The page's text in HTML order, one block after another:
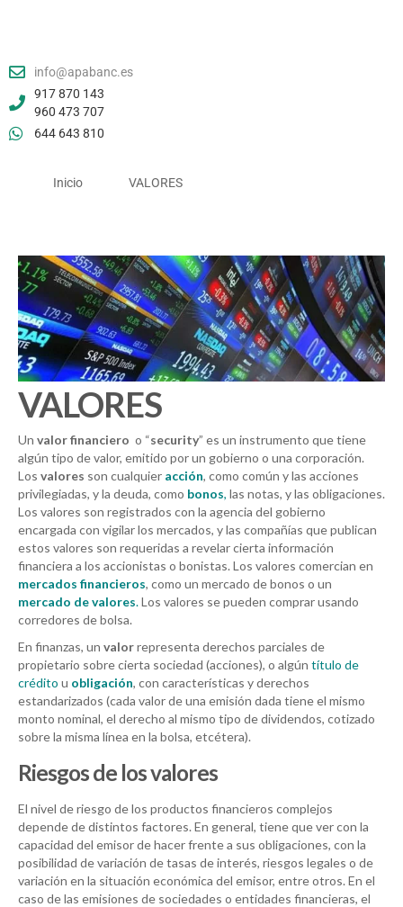
info@apabanc.es
917 870 143
960 473 707
644 643 810
Inicio VALORES
VALORES
Un valor financiero o “security” es un instrumento que tiene
algún tipo de valor, emitido por un gobierno o una corporación.
Los valores son cualquier acción, como común y las acciones
privilegiadas, y la deuda, como bonos, las notas, y las obligaciones.
Los valores son registrados con la agencia del gobierno
encargada con vigilar los mercados, y las compañías que publican
estos valores son requeridas a revelar cierta información
financiera a los accionistas o bonistas. Los valores comercian en
mercados financieros, como un mercado de bonos o un
mercado de valores.Los valores se pueden comprar usando
corredores de bolsa.
En finanzas, un valorrepresenta derechos parciales de
propietario sobre cierta sociedad (acciones), o algún título de
crédito u obligación, con características y derechos
estandarizados (cada valor de una emisión dada tiene el mismo
monto nominal, el derecho al mismo tipo de dividendos, cotizado
sobre la misma línea en la bolsa, etcétera).
Riesgos de los valores
El nivel de riesgo de los productos financieros complejos
depende de distintos factores. En general, tiene que ver con la
capacidad del emisor de hacer frente a sus obligaciones, con la
posibilidad de variación de tasas de interés, riesgos legales o de
variación en la situación económica del emisor, entre otros. En el
caso de las emisiones de sociedades o entidades financieras, el